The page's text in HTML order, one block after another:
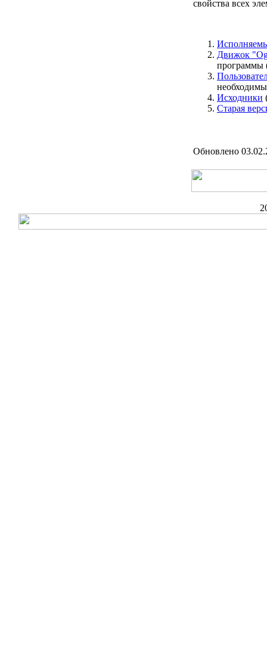
свойства всех
Движок
программы
Исходники
Старая
Обновлено